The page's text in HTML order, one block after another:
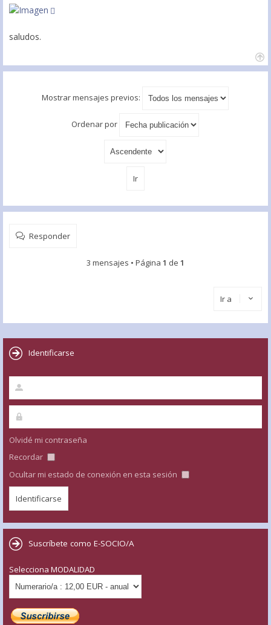
saludos.
Mostrar mensajes previos:
Ordenar por
Responder
3 mensajes • Página 1 de 1
Ir a
Identificarse
Olvidé mi contraseña
Recordar
Ocultar mi estado de conexión en esta sesión
Suscríbete como E-SOCIO/A
Selecciona MODALIDAD